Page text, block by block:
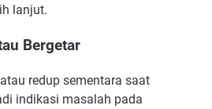
lanjut.
Bergetar
redup sementara saat
indikasi masalah pada